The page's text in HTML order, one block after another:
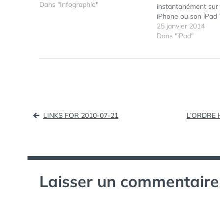
Dans "Infographie"
instantanément sur
iPhone ou son iPad
désormais possible,
que propose l'app
25 janvier 2014
Dans "iPad"
Navigation
l’article
LINKS FOR 2010-07-21
Laisser un commentaire